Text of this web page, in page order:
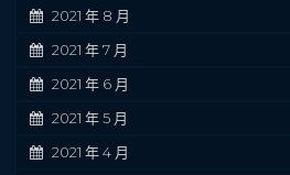
2021 年 8 月
2021 年 7 月
2021 年 6 月
2021 年 5 月
2021 年 4 月